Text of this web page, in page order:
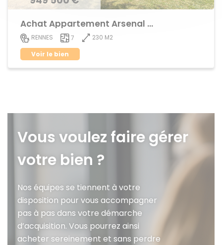
Achat Appartement Arsenal - Redon
RENNES 7
230 M2
Voir le bien
Vous voulez faire gérer
votre bien ?
Nos équipes se tiennent à votre
disposition pour vous accompagner
pas à pas dans votre démarche
d’acquisition. Vous pourrez ainsi
acheter sereinement et sans perdre